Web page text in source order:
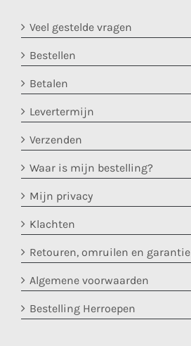
Veel gestelde vragen
Bestellen
Betalen
Levertermijn
Verzenden
Waar is mijn bestelling?
Mijn privacy
Klachten
Retouren, omruilen en garantie
Algemene voorwaarden
Bestelling Herroepen